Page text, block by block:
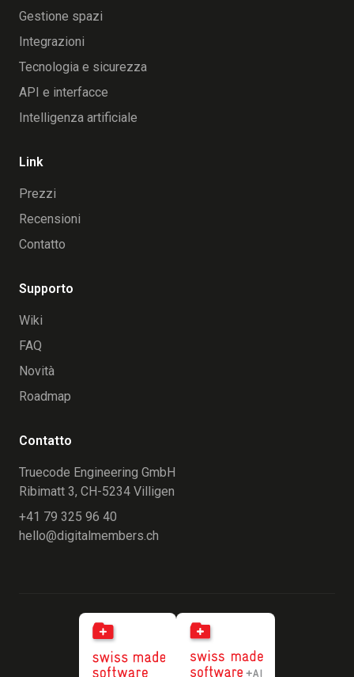
Gestione spazi
Integrazioni
Tecnologia e sicurezza
API e interfacce
Intelligenza artificiale
Link
Prezzi
Recensioni
Contatto
Supporto
Wiki
FAQ
Novità
Roadmap
Contatto
Truecode Engineering GmbH
Ribimatt 3, CH-5234 Villigen
+41 79 325 96 40
hello@digitalmembers.ch